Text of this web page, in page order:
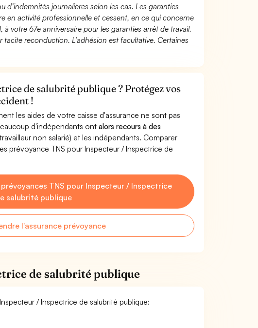
d’indemnités journalières selon les cas. Les garanties
en activité professionnelle et cessent, en ce qui concerne
votre 67e anniversaire pour les garanties arrêt de travail.
tacite reconduction. L’adhésion est facultative. Certaines
de salubrité publique ? Protégez vos
!
les aides de votre caisse d'assurance ne sont pas
d'indépendants ont alors recours à des
non salarié) et les indépendants. Comparer
prévoyance TNS pour Inspecteur / Inspectrice de
TNS pour Inspecteur / Inspectrice
salubrité publique
l'assurance prévoyance
de salubrité publique
/ Inspectrice de salubrité publique: